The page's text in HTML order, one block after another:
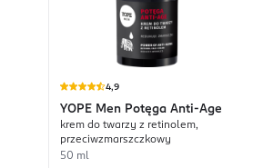
4,9
YOPE Men Potęga Anti-Age
krem do twarzy z retinolem,
przeciwzmarszczkowy
50 ml